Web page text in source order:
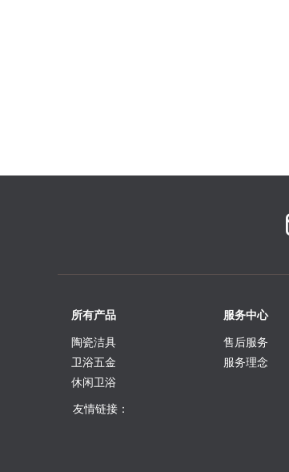
所有产品
陶瓷洁具
卫浴五金
休闲卫浴
服务中心
售后服务
服务理念
友情链接：